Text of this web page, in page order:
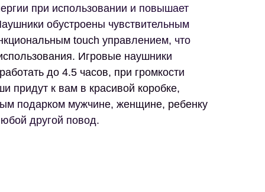
при использовании и повышает
обустроены чувствительным
touch управлением, что
Игровые наушники
до 4.5 часов, при громкости
придут к вам в красивой коробке,
подарком мужчине, женщине, ребенку
другой повод.